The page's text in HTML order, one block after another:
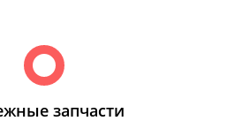
запчасти